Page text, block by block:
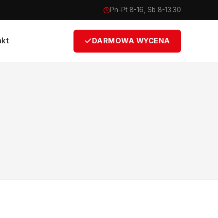
Pn-Pt 8-16, Sb 8-13:30
DARMOWA WYCENA